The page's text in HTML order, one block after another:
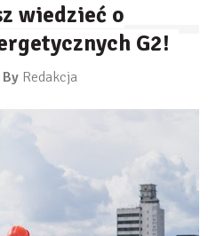
wiedzieć o
G2!
By Redakcja